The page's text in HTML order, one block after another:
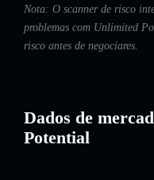
Nota: O scanner de risco
problemas com Unlimited
risco antes de negociares.
Dados de
Potential